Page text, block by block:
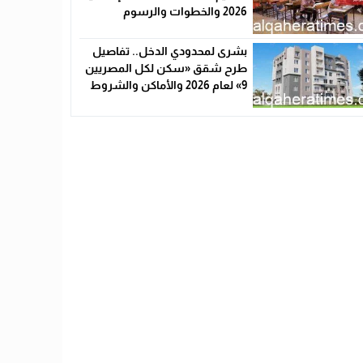
2026 والخطوات والرسوم
بشرى لمحدودي الدخل.. تفاصيل
طرح شقق «سكن لكل المصريين
9» لعام 2026 والأماكن والشروط